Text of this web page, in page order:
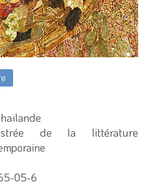
de la littérature
05-6